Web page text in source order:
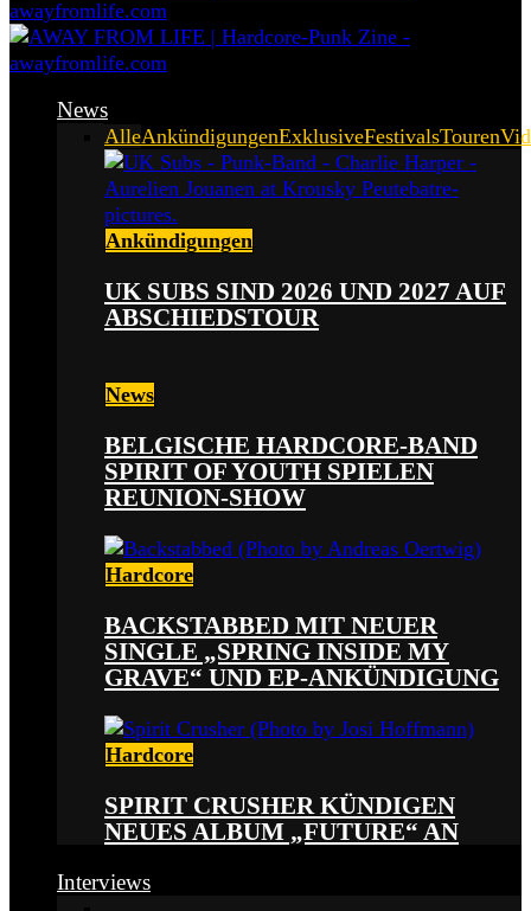
News
AlleAnkündigungenExklusiveFestivalsTouren
Ankündigungen
UK SUBS SIND 2026 UND 2027 AUF
ABSCHIEDSTOUR
News
BELGISCHE HARDCORE-BAND
SPIRIT OF YOUTH SPIELEN
REUNION-SHOW
Hardcore
BACKSTABBED MIT NEUER
SINGLE „SPRING INSIDE MY
GRAVE“ UND EP-ANKÜNDIGUNG
Hardcore
SPIRIT CRUSHER KÜNDIGEN
NEUES ALBUM „FUTURE“ AN
Interviews